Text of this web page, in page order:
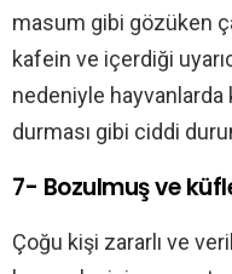
masum gibi gözüken
kafein ve içerdiği
nedeniyle
durması gibi ciddi
7- Bozulmuş ve
Çoğu kişi zararlı ve